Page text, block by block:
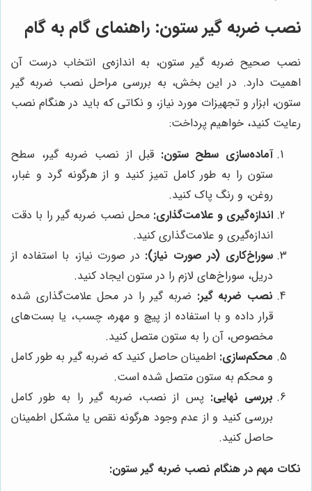
نصب ضربه گیر ستون: راهنمای گام به گام
نصب صحیح ضربه گیر ستون، به اندازه‌ی انتخاب درست آن
اهمیت دارد. در این بخش، به بررسی مراحل نصب ضربه گیر
ستون، ابزار و تجهیزات مورد نیاز، و نکاتی که باید در هنگام نصب
رعایت کنید، خواهیم پرداخت:
آماده‌سازی سطح ستون: قبل از نصب ضربه گیر، سطح
ستون را به طور کامل تمیز کنید و از هرگونه گرد و غبار،
روغن، و رنگ پاک کنید.
اندازه‌گیری و علامت‌گذاری: محل نصب ضربه گیر را با دقت
اندازه‌گیری و علامت‌گذاری کنید.
سوراخ‌کاری (در صورت نیاز): در صورت نیاز، با استفاده از
دریل، سوراخ‌های لازم را در ستون ایجاد کنید.
نصب ضربه گیر: ضربه گیر را در محل علامت‌گذاری شده
قرار داده و با استفاده از پیچ و مهره، چسب، یا بست‌های
مخصوص، آن را به ستون متصل کنید.
محکم‌سازی: اطمینان حاصل کنید که ضربه گیر به طور کامل
و محکم به ستون متصل شده است.
بررسی نهایی: پس از نصب، ضربه گیر را به طور کامل
بررسی کنید و از عدم وجود هرگونه نقص یا مشکل اطمینان
حاصل کنید.
نکات مهم در هنگام نصب ضربه گیر ستون: